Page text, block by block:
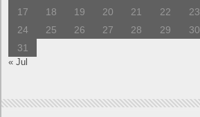
17
18 19 20 21 22
23
24
25 26 27 28 29
30
31
« Jul